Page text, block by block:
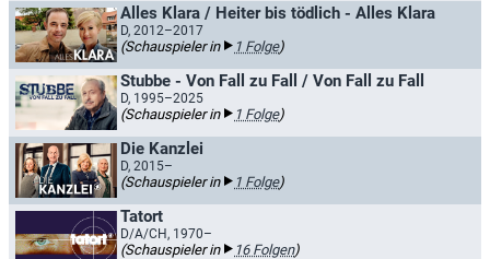
Alles Klara / Heiter bis tödlich - Alles Klara
D, 2012–2017
(Schauspieler in 1 Folge)
Stubbe - Von Fall zu Fall / Von Fall zu Fall
D, 1995–2025
(Schauspieler in 1 Folge)
Die Kanzlei
D, 2015–
(Schauspieler in 1 Folge)
Tatort
D/A/CH, 1970–
(Schauspieler in 16 Folgen)